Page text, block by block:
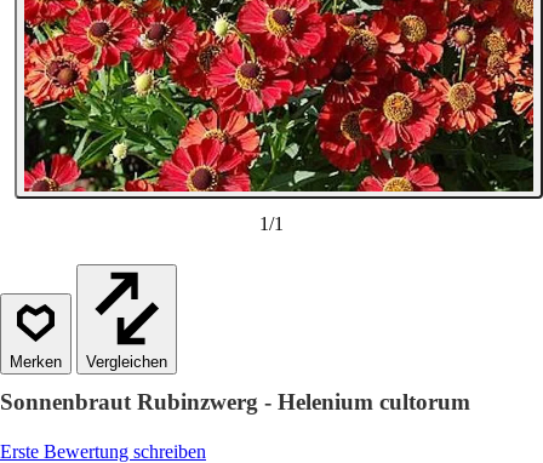
1/1
Vergleichen
Sonnenbraut Rubinzwerg - Helenium cultorum
Erste Bewertung schreiben